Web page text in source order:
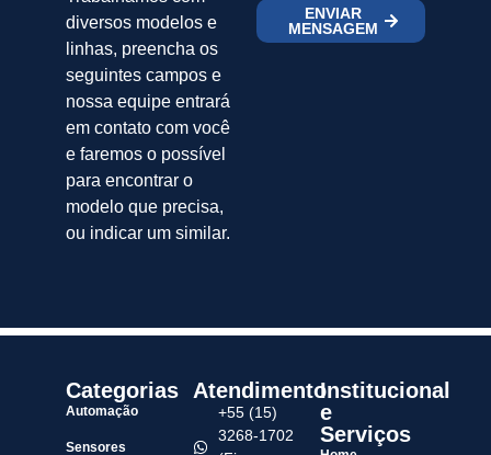
diversos modelos e
linhas, preencha os
seguintes campos e
nossa equipe entrará
em contato com você
e faremos o possível
para encontrar o
modelo que precisa,
ou indicar um similar.
ENVIAR
MENSAGEM
Categorias
Automação
Sensores
Atendimento
+55 (15)
3268-1702
Institucional
e
Serviços